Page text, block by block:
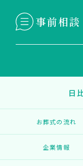
事前相談
日
お葬式の流れ
企業情報